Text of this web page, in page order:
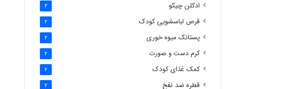
ادکلن چیکو 2
قرص لباسشویی کودک 2
پستانک میوه خوری 2
کرم دست و صورت 2
کمک غذای کودک 2
قطره ضد نفخ 2